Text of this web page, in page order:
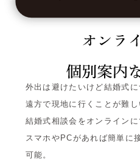
外出は避けたいけど結婚式に
遠方で現地に行くことが難
結婚式相談会をオンラインに
スマホやPCがあれば簡単に
可能。